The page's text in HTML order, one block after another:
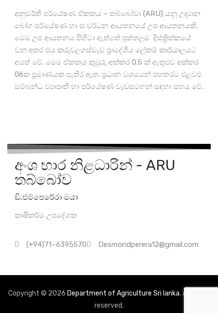
අනුවර්තී පර්යේෂණ ඒකකය – තබ්බෝවා (ARU) යනු උද්‍යාන
බෝග පර්යේෂණ හා සංවර්ධන ආයතනයේ උප ආයතනයකි.
මෙම උප ආයතනය පිහිටා ඇත්තේ පුත්තලම දිස්ත්‍රික්කයේ
වන අතර එය කරුවලගස්වැව ප්‍රාදේශීය ලේකම් කාර්යාලයට
අයත් වේ. මෙම ඒකකය කුඹුරු අක්කර 0.5 ක් ඇතුළුව අක්කර
06ක ප්‍රමාණයක පැතිර ඇත. ප්‍රධාන වශයෙන් පහතරට එළවළු
සම්බන්ධ ව්‍යාපෘති හා පර්යේෂණ වැඩසටහන් සඳහා සහය වේ.
ක්‍රියාකාරකම්
පැවැත්වීම
NCVT වැඩසටහන්, දෙමුහුන් වැඩසටහන් සහ
බර යනාදිය පිළිබඳ දත්ත රැස් කිරීම.
සේවාවන්
අංශ භාර නිළධාරින් - ARU
තබ්බෝව
ඩි.එම්පෙරේරා මයා
කෘෂිකර්ම උපදේශක
(+94)71–6395570 Desmondperera12@gmail.com
Copyright © 2026 Department of Agriculture Sri lanka. All rights
reserved.